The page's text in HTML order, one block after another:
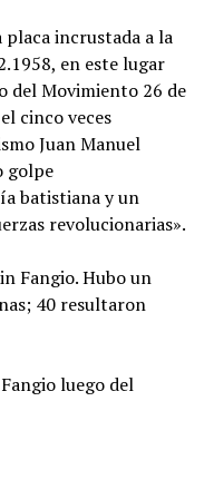
incrustada a la
en este lugar
del Movimiento 26 de
cinco veces
Juan Manuel
golpe
batistiana y un
revolucionarias».
Fangio. Hubo un
40 resultaron
luego del